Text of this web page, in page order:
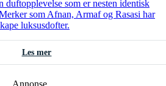
duftopplevelse som er nesten identisk
som Afnan, Armaf og Rasasi har
luksusdofter.
Les mer
Annonse